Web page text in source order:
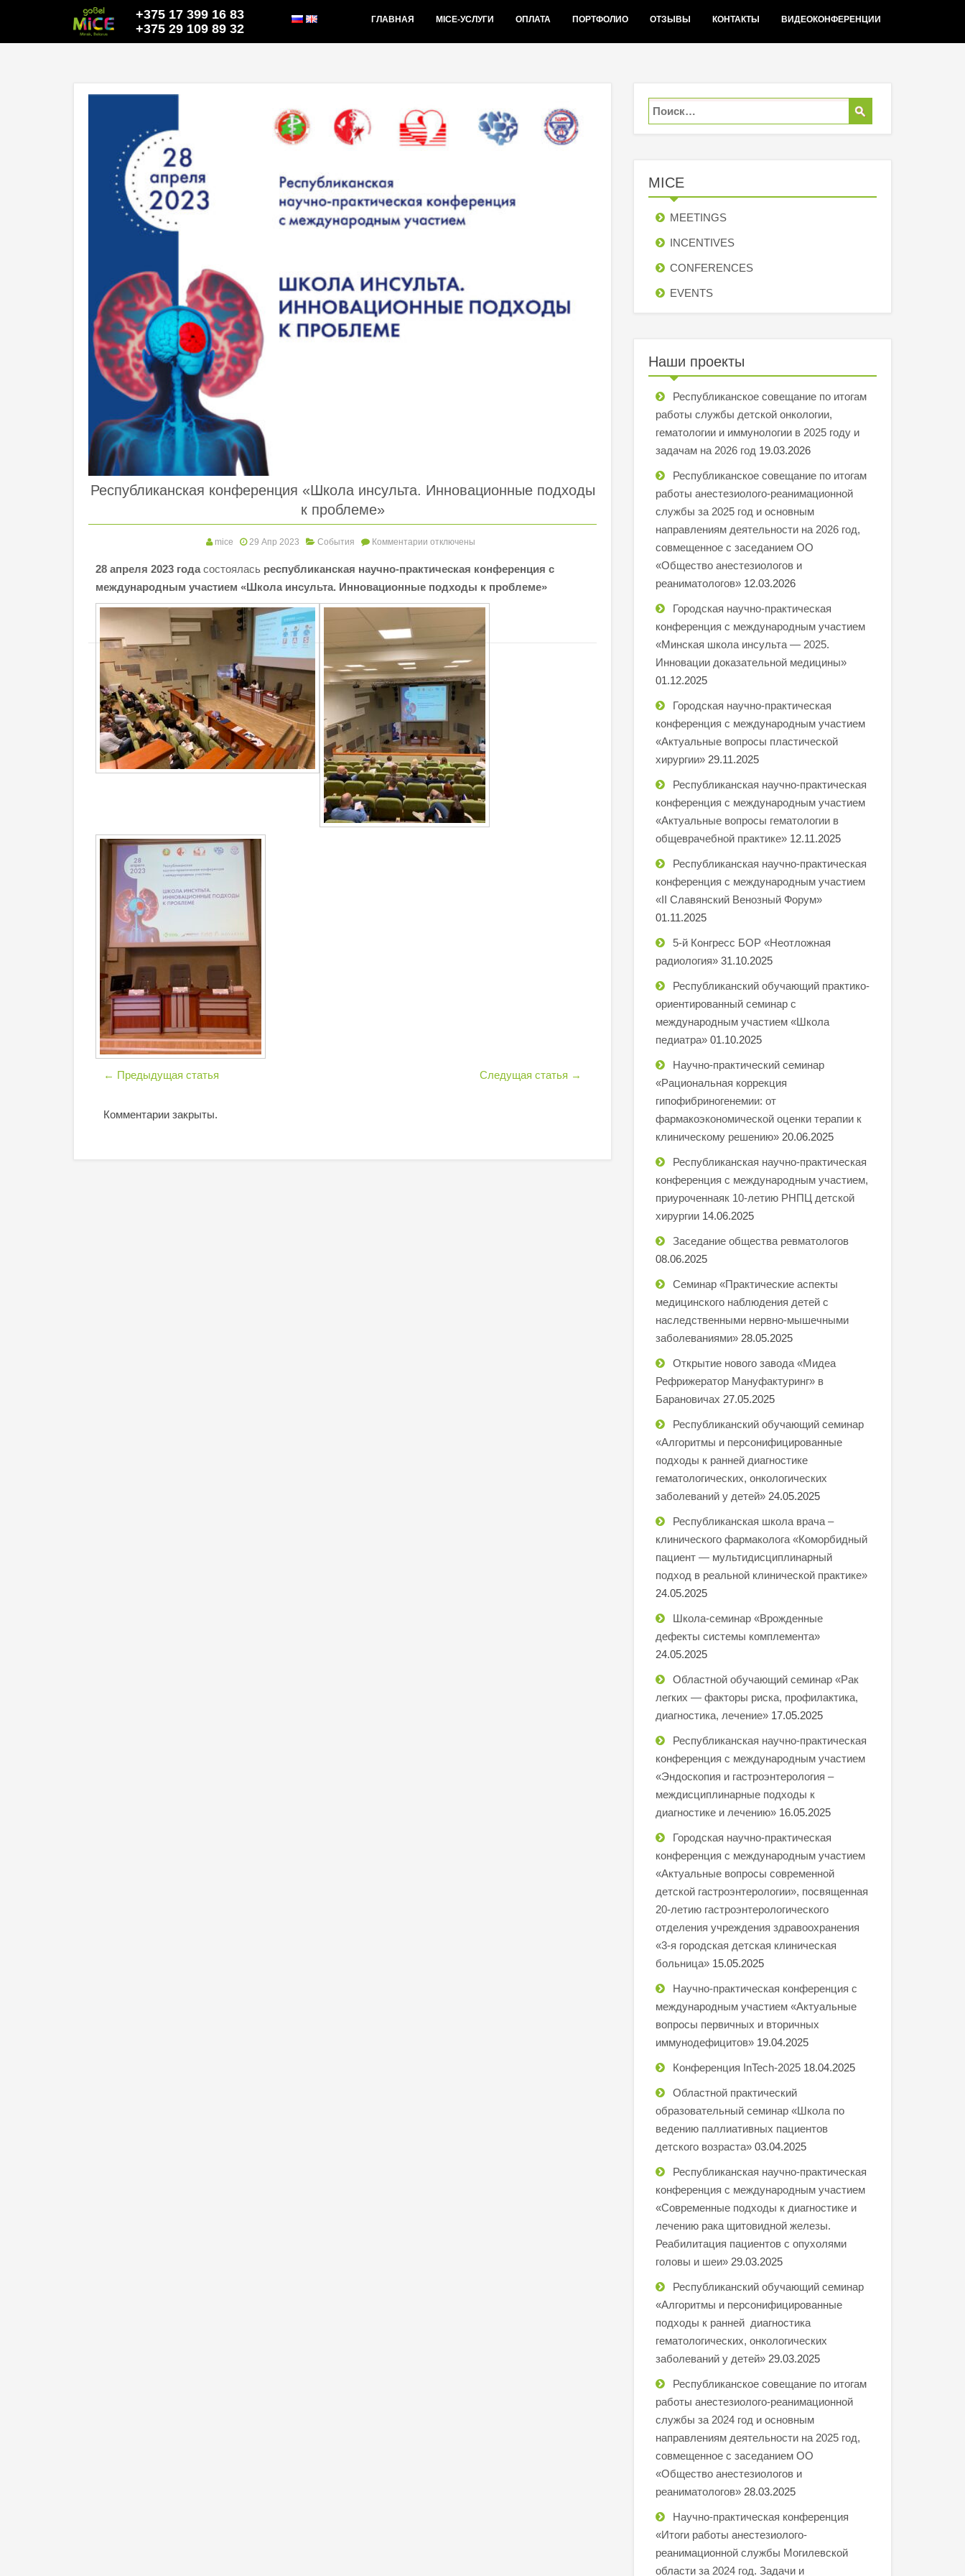
+375 17 399 16 83
+375 29 109 89 32
ГЛАВНАЯ MICE-УСЛУГИ ОПЛАТА ПОРТФОЛИО ОТЗЫВЫ КОНТАКТЫ ВИДЕОКОНФЕРЕНЦИИ
Республиканская конференция «Школа инсульта. Инновационные подходы
к проблеме»
mice 29 Апр 2023 События Комментарии отключены
28 апреля 2023 года состоялась республиканская научно-практическая конференция с
международным участием «Школа инсульта. Инновационные подходы к проблеме»
← Предыдущая статья Следущая статья →
Комментарии закрыты.
MICE
MEETINGS
INCENTIVES
СONFERENCES
EVENTS
Наши проекты
Республиканское совещание по итогам
работы службы детской онкологии,
гематологии и иммунологии в 2025 году и
задачам на 2026 год 19.03.2026
Республиканское совещание по итогам
работы анестезиолого-реанимационной
службы за 2025 год и основным
направлениям деятельности на 2026 год,
совмещенное с заседанием ОО
«Общество анестезиологов и
реаниматологов» 12.03.2026
Городская научно-практическая
конференция с международным участием
«Минская школа инсульта — 2025.
Инновации доказательной медицины»
01.12.2025
Городская научно-практическая
конференция с международным участием
«Актуальные вопросы пластической
хирургии» 29.11.2025
Республиканская научно-практическая
конференция с международным участием
«Актуальные вопросы гематологии в
общеврачебной практике» 12.11.2025
Республиканская научно-практическая
конференция с международным участием
«II Славянский Венозный Форум»
01.11.2025
5-й Конгресс БОР «Неотложная
радиология» 31.10.2025
Республиканский обучающий практико-
ориентированный семинар с
международным участием «Школа
педиатра» 01.10.2025
Научно-практический семинар
«Рациональная коррекция
гипофибриногенемии: от
фармакоэкономической оценки терапии к
клиническому решению» 20.06.2025
Республиканская научно-практическая
конференция с международным участием,
приуроченнаяк 10-летию РНПЦ детской
хирургии 14.06.2025
Заседание общества ревматологов
08.06.2025
Семинар «Практические аспекты
медицинского наблюдения детей с
наследственными нервно-мышечными
заболеваниями» 28.05.2025
Открытие нового завода «Мидеа
Рефрижератор Мануфактуринг» в
Барановичах 27.05.2025
Республиканский обучающий семинар
«Алгоритмы и персонифицированные
подходы к ранней диагностике
гематологических, онкологических
заболеваний у детей» 24.05.2025
Республиканская школа врача –
клинического фармаколога «Коморбидный
пациент — мультидисциплинарный
подход в реальной клинической практике»
24.05.2025
Школа-семинар «Врожденные
дефекты системы комплемента»
24.05.2025
Областной обучающий семинар «Рак
легких — факторы риска, профилактика,
диагностика, лечение» 17.05.2025
Республиканская научно-практическая
конференция с международным участием
«Эндоскопия и гастроэнтерология –
междисциплинарные подходы к
диагностике и лечению» 16.05.2025
Городская научно-практическая
конференция с международным участием
«Актуальные вопросы современной
детской гастроэнтерологии», посвященная
20-летию гастроэнтерологического
отделения учреждения здравоохранения
«3-я городская детская клиническая
больница» 15.05.2025
Научно-практическая конференция с
международным участием «Актуальные
вопросы первичных и вторичных
иммунодефицитов» 19.04.2025
Конференция InTech-2025 18.04.2025
Областной практический
образовательный семинар «Школа по
ведению паллиативных пациентов
детского возраста» 03.04.2025
Республиканская научно-практическая
конференция с международным участием
«Современные подходы к диагностике и
лечению рака щитовидной железы.
Реабилитация пациентов с опухолями
головы и шеи» 29.03.2025
Республиканский обучающий семинар
«Алгоритмы и персонифицированные
подходы к ранней диагностика
гематологических, онкологических
заболеваний у детей» 29.03.2025
Республиканское совещание по итогам
работы анестезиолого-реанимационной
службы за 2024 год и основным
направлениям деятельности на 2025 год,
совмещенное с заседанием ОО
«Общество анестезиологов и
реаниматологов» 28.03.2025
Научно-практическая конференция
«Итоги работы анестезиолого-
реанимационной службы Могилевской
области за 2024 год. Задачи и